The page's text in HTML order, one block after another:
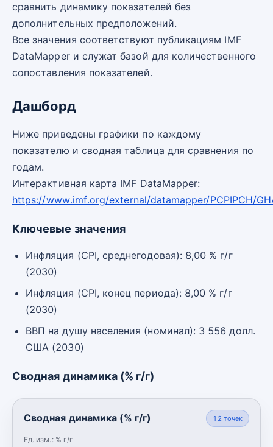
сравнить динамику показателей без
дополнительных предположений.
Все значения соответствуют публикациям IMF
DataMapper и служат базой для количественного
сопоставления показателей.
Дашборд
Ниже приведены графики по каждому
показателю и сводная таблица для сравнения по
годам.
Интерактивная карта IMF DataMapper:
https://www.imf.org/external/datamapper/PCPIPCH/
Ключевые значения
Инфляция (CPI, среднегодовая): 8,00 % г/г
(2030)
Инфляция (CPI, конец периода): 8,00 % г/г
(2030)
ВВП на душу населения (номинал): 3 556 долл.
США (2030)
Сводная динамика (% г/г)
Сводная динамика (% г/г)
Ед. изм.: % г/г
12 точек